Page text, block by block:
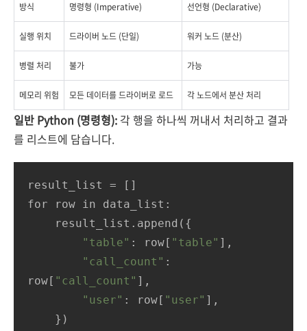
방식 명령형 (Imperative) 선언형 (Declarative)
실행 위치 드라이버 노드 (단일) 워커 노드 (분산)
병렬 처리 불가 가능
메모리 위험 모든 데이터를 드라이버로 로드 각 노드에서 분산 처리
일반 Python (명령형): 각 행을 하나씩 꺼내서 처리하고 결과
를 리스트에 담습니다.
result_list = []
for row in data_list:
"table" : row[ "table" ],
"call_count" :
row[ "call_count" ],
"user" : row[ "user" ],